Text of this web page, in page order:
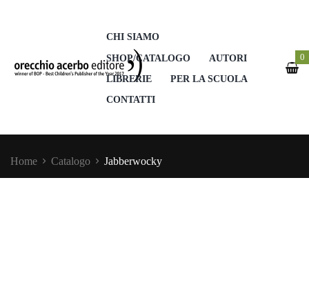
CHI SIAMO
SHOP/CATALOGO
AUTORI
LIBRERIE
PER LA SCUOLA
CONTATTI
0
Home Catalogo Jabberwocky